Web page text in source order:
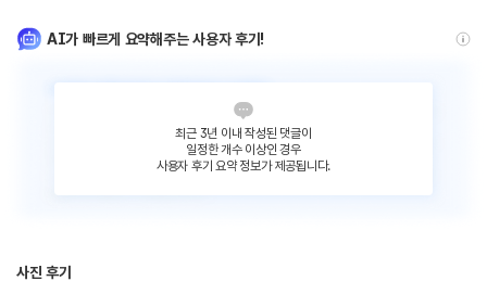
AI가 빠르게 요약해주는 사용자 후기!
최근 3년 이내 작성된 댓글이
일정한 개수 이상인 경우
사용자 후기 요약 정보가 제공됩니다.
사진 후기